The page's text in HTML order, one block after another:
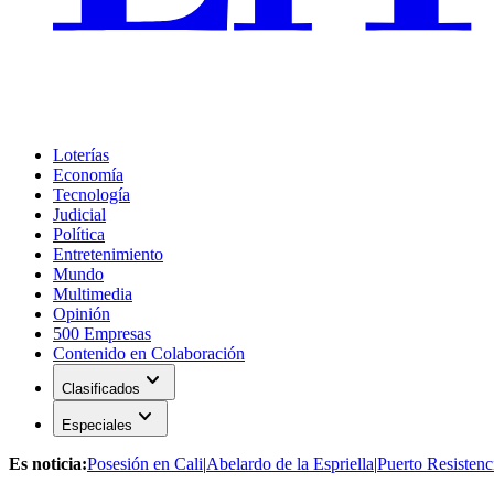
Loterías
Economía
Tecnología
Judicial
Política
Entretenimiento
Mundo
Multimedia
Opinión
500 Empresas
Contenido en Colaboración
Clasificados expand_more
Especiales expand_more
Es noticia:Posesión en Cali|Abelardo de la Espriella|Puerto